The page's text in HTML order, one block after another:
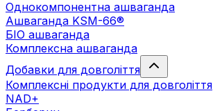
Однокомпонентна ашваганда
Ашваганда KSM-66®
БІО ашваганда
Комплексна ашваганда
Добавки для довголіття
Комплексні продукти для довголіття
NAD+